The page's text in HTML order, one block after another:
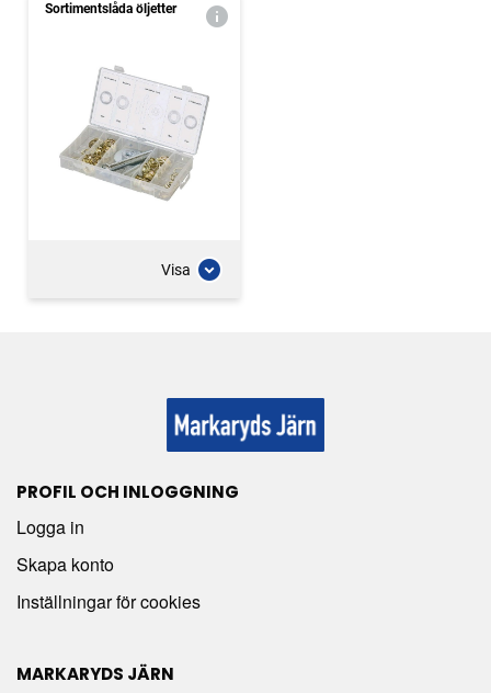
Sortimentslåda öljetter
Visa
PROFIL OCH INLOGGNING
Logga in
Skapa konto
Inställningar för cookies
MARKARYDS JÄRN